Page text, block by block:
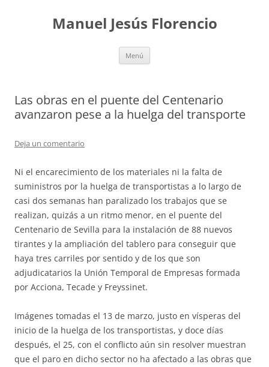
contenidoManuel Jesús Florencio
Menú
Las obras en el puente del Centenario
avanzaron pese a la huelga del transporte
Deja un comentario
Ni el encarecimiento de los materiales ni la falta de
suministros por la huelga de transportistas a lo largo de
casi dos semanas han paralizado los trabajos que se
realizan, quizás a un ritmo menor, en el puente del
Centenario de Sevilla para la instalación de 88 nuevos
tirantes y la ampliación del tablero para conseguir que
haya tres carriles por sentido y de los que son
adjudicatarios la Unión Temporal de Empresas formada
por Acciona, Tecade y Freyssinet.
Imágenes tomadas el 13 de marzo, justo en vísperas del
inicio de la huelga de los transportistas, y doce días
después, el 25, con el conflicto aún sin resolver muestran
que el paro en dicho sector no ha afectado a las obras que